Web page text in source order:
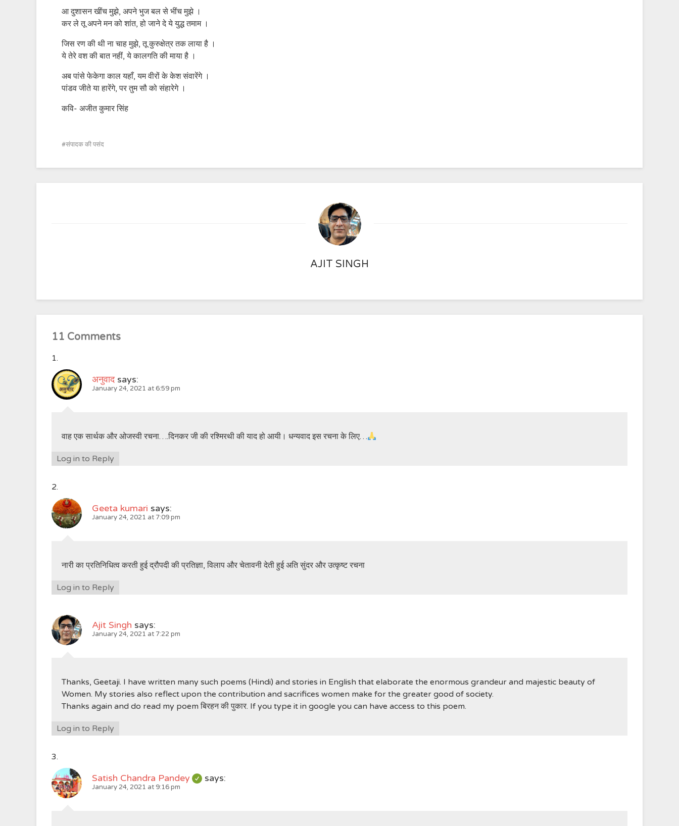
आ दुशासन खींच मुझे, अपने भुज बल से भींच मुझे ।
कर ले तू अपने मन को शांत, हो जाने दे ये युद्ध तमाम ।
जिस रण की थी ना चाह मुझे, तू कुरुक्षेत्र तक लाया है ।
ये तेरे वश की बात नहीं, ये कालगति की माया है ।
अब पांसे फेकेगा काल यहाँ, यम वीरों के केश संवारेंगे ।
पांडव जीते या हारेंगे, पर तुम सौ को संहारेगे ।
कवि- अजीत कुमार सिंह
संपादक की पसंद
AJIT SINGH
11 Comments
अनुवाद says:
January 24, 2021 at 6:59 pm
वाह एक सार्थक और ओजस्वी रचना….दिनकर जी की रश्मिरथी की याद हो आयी। धन्यवाद इस रचना के लिए…
Log in to Reply
Geeta kumari says:
January 24, 2021 at 7:09 pm
नारी का प्रतिनिधित्व करती हुई द्रौपदी की प्रतिज्ञा, विलाप और चेतावनी देती हुई अति सुंदर और उत्कृष्ट रचना
Log in to Reply
Ajit Singh says:
January 24, 2021 at 7:22 pm
Thanks, Geetaji. I have written many such poems (Hindi) and stories in English that elaborate the enormous grandeur and majestic beauty of
Women. My stories also reflect upon the contribution and sacrifices women make for the greater good of society.
Thanks again and do read my poem बिरहन की पुकार. If you type it in google you can have access to this poem.
Log in to Reply
Satish Chandra Pandey says:
January 24, 2021 at 9:16 pm